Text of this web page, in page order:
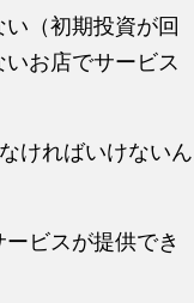
（初期投資が回
お店でサービス
ければいけないん
ビスが提供でき